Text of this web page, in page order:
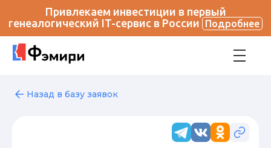
Привлекаем инвестиции в первый
генеалогический IT-сервис в России
Подробнее
Назад в базу заявок